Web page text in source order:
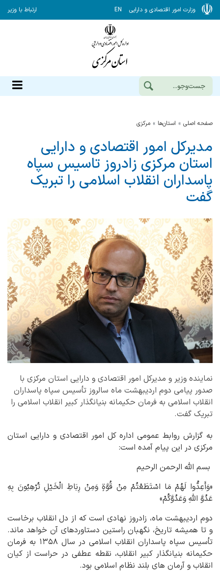
وزارت امور اقتصادی و دارایی EN ارتباط با وزیر
صفحه اصلی استان‌ها مركزي
مدیرکل امور اقتصادی و دارایی
استان مرکزی زادروز تاسیس سپاه
پاسداران انقلاب اسلامی را تبریک
گفت
نماینده وزیر و مدیرکل امور اقتصادی و دارایی استان مرکزی با
صدور پیامی دوم اردیبهشت ماه سالروز تأسیس سپاه پاسداران
انقلاب اسلامی به فرمان حکیمانه بنیانگذار کبیر انقلاب اسلامی را
تبریک گفت.
به گزارش روابط عمومی اداره کل امور اقتصادی و دارایی استان
مرکزی در این پیام آمده است:
بسم الله الرحمن الرحیم
«وَأَعِدُّوا لَهُمْ مَا اسْتَطَعْتُمْ مِنْ قُوَّةٍ وَمِنْ رِبَاطِ الْخَیْلِ تُرْهِبُونَ بِهِ
عَدُوَّ اللَّهِ وَعَدُوَّکُمْ»
دوم اردیبهشت ماه، زادروز نهادی است که از دل انقلاب برخاست
و تا همیشه تاریخ، نگهبان راستین دستاوردهای آن خواهد ماند.
تأسیس سپاه پاسداران انقلاب اسلامی در سال ۱۳۵۸ به فرمان
حکیمانه بنیانگذار کبیر انقلاب، نقطه عطفی در حراست از کیان
انقلاب و آرمان های بلند نظام اسلامی بود.